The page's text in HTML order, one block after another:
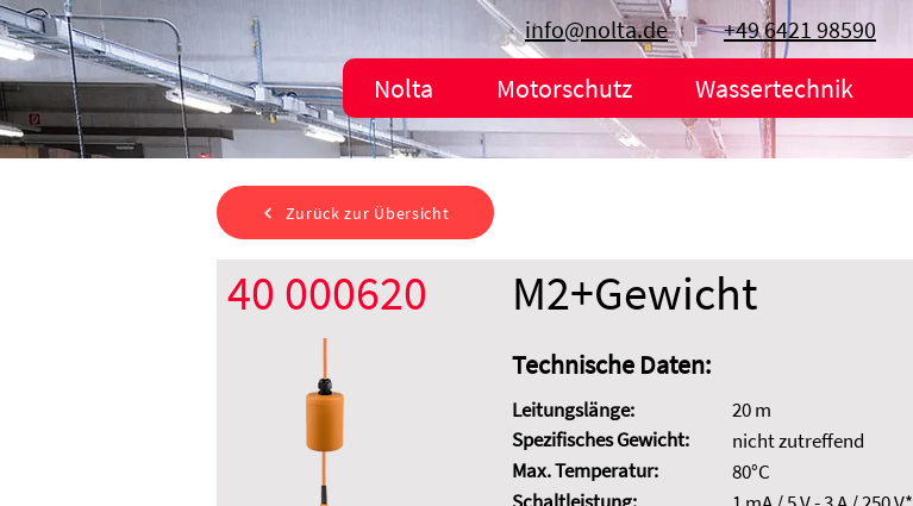
Nolta Motorschutz Wassertechnik
info@nolta.de +49 6421 98590
Zurück zur Übersicht
40 000620 M2+Gewicht
Technische Daten:
Leitungslänge:
Spezifisches Gewicht:
Max. Temperatur:
20 m
nicht zutreffend
80°C